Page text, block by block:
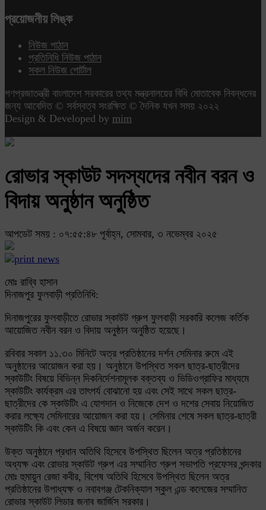
প্রয়োজনীয় লিঙ্ক
নিউজ পাঠান
প্রতিনিধি নিউজ পাঠান
সকল নিউজ পোর্টাল
গণপ্রজাতন্ত্রী বাংলাদেশ সরকারের তথ্য মন্ত্রনালয়ের বিধি মোতাবেক নিবন্ধনের
জন্য আবেদিত © সর্বস্বত্ব সংরক্ষিত © দৈনিক যখন সময় ২০২২
Design & Developed by mim
রোভার স্কাউট সদস্যদের নবীন বরন ও
বিদায় অনুষ্ঠান অনুষ্ঠিত
আপডেট সময় : ০৭:৫৫:৪৮ পূর্বাহ্ন, সোমবার, ৩ নভেম্বর ২০২৫
মোঃ রাব্বি হাসান
দিনাজপুর ফুলবাড়ী প্রতিনিধি:
দিনাজপুরের ফুলবাড়ীতে রোভার স্কাউট গ্রুপ ফুলবাড়ী সরকারি কলেজ কর্তিক
আয়োজিত নবীন বরন ও বিদায় অনুষ্ঠান অনুষ্ঠিত হয়েছে।
রবিবার সকাল ১১.৩০ মিনিটে অত্র প্রতিষ্ঠানের দর্শন সেমিনার রুমে এই
অনুষ্ঠানের আয়োজন করা হয়। অনুষ্ঠানে উপস্থিত সকল ছাত্র-ছাত্রীদের
স্কাউটিং বিষয়ে বিভিন্ন দিকনির্দেশনামূলক বক্তব্য ও ভিডিওগ্রাফির মাধ্যমে
স্কাউটিং কার্যক্রম এর তাৎপর্য বোঝানো হয় এবং সেই সাথে সকল ছাত্র-
ছাত্রীদের কে স্কাউটিং এ যোগদান ও নিজেকে দেশ ও দশের সেবায় নিয়োজিত
করার লক্ষ্যে সেমিনারের আয়োজন করা হয়। সেমিনার শেষে সকল ছাত্র-ছাত্রী
স্কাউটিং কি এবং কেন এ বিষয়ে জ্ঞান অর্জন করেন।
উক্ত অনুষ্ঠানে প্রধান অতিথি হিসেবে উপস্থিত ছিলেন অত্র প্রতিষ্ঠানের
অধ্যক্ষ এবং রোভার স্কাউট গ্রুপ এর সম্মানিত গ্রুপ সভাপতি প্রফেসর খন্দকার
মোঃ হুমায়ুন রেজা কবীর, বিশেষ অতিথি হিসেবে উপস্থিত ছিলেন অত্র
প্রতিষ্ঠানের উপাধ্যক্ষ ও নবাবগঞ্জ টেকনিক্যাল স্কুল এন্ড কলেজের সম্মানিত
রোভার স্কাউট লিডার জনাব জার্জিস সরকার।